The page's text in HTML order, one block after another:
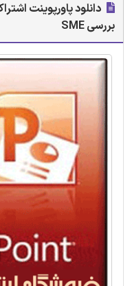
دانلود پاورپوینت
بررسی SME